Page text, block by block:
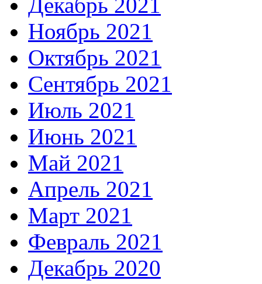
Ноябрь 2021
Октябрь 2021
Сентябрь 2021
Июль 2021
Июнь 2021
Май 2021
Апрель 2021
Март 2021
Февраль 2021
Декабрь 2020